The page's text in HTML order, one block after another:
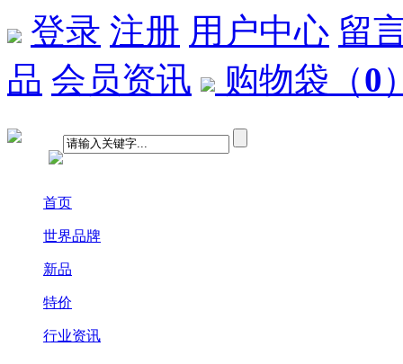
登录 注册 用户中心 留
品 会员资讯 购物袋 （0
首页
世界品牌
新品
特价
行业资讯